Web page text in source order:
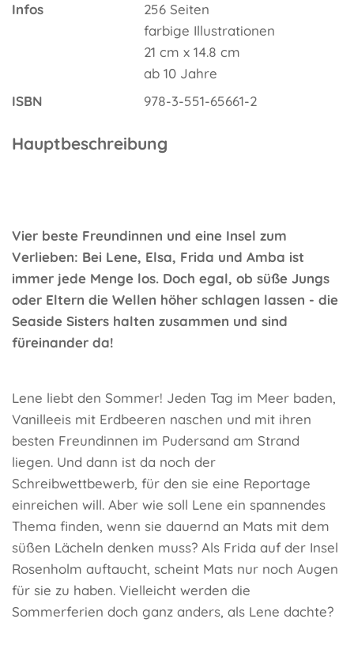
Infos
256 Seiten
farbige Illustrationen
21 cm x 14.8 cm
ab 10 Jahre
ISBN
978-3-551-65661-2
Hauptbeschreibung
Vier beste Freundinnen und eine Insel zum
Verlieben: Bei Lene, Elsa, Frida und Amba ist
immer jede Menge los. Doch egal, ob süße Jungs
oder Eltern die Wellen höher schlagen lassen - die
Seaside Sisters halten zusammen und sind
füreinander da!
Lene liebt den Sommer! Jeden Tag im Meer baden,
Vanilleeis mit Erdbeeren naschen und mit ihren
besten Freundinnen im Pudersand am Strand
liegen. Und dann ist da noch der
Schreibwettbewerb, für den sie eine Reportage
einreichen will. Aber wie soll Lene ein spannendes
Thema finden, wenn sie dauernd an Mats mit dem
süßen Lächeln denken muss? Als Frida auf der Insel
Rosenholm auftaucht, scheint Mats nur noch Augen
für sie zu haben. Vielleicht werden die
Sommerferien doch ganz anders, als Lene dachte?